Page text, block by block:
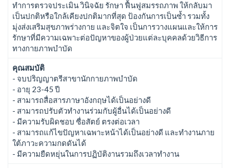
ทำการตรวจประเมิน วินิจฉัย รักษา ฟื้นฟูสมรรถภาพ ให้กลับมา
เป็นปกติหรือใกล้เคียงปกติมากที่สุด ป้องกันการเป็นซ้ำ รวมทั้ง
มุ่งส่งเสริมสุขภาพร่างกาย และจิตใจ เป็นการวางแผนและให้การ
รักษาที่มีความเฉพาะต่อปัญหาของผู้ป่วยแต่ละบุคคลด้วยวิธีการ
ทางกายภาพบำบัด
คุณสมบัติ
- จบปริญญาตรีสาขานักกายภาพบำบัด
- อายุ 23-45 ปี
- สามารถสื่อสารภาษาอังกฤษได้เป็นอย่างดี
- สามารถปรับตัวทำงานร่วมกับผู้อื่นได้เป็นอย่างดี
- มีความรับผิดชอบ ซื่อสัตย์ ตรงต่อเวลา
- สามารถแก้ไขปัญหาเฉพาะหน้าได้เป็นอย่างดี และทำงานภาย
ใต้ภาวะความกดดันได้
- มีความยืดหยุ่นในการปฏิบัติงานรวมถึงเวลาทำงาน